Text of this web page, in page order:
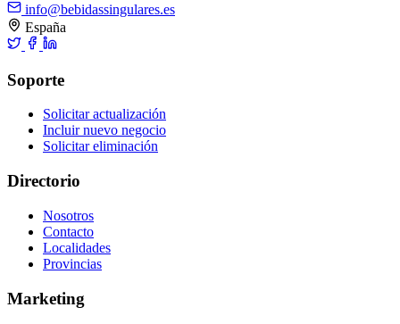
info@bebidassingulares.es
España
Soporte
Solicitar actualización
Incluir nuevo negocio
Solicitar eliminación
Directorio
Nosotros
Contacto
Localidades
Provincias
Marketing